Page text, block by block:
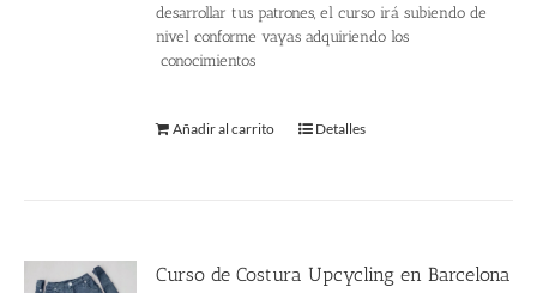
desarrollar tus patrones, el curso irá subiendo de
nivel conforme vayas adquiriendo los
conocimientos
Añadir al carrito Detalles
Curso de Costura Upcycling en Barcelona